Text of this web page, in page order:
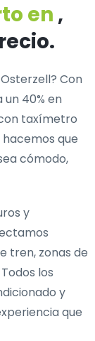
en ,
? Con
40% en
taxímetro
que
cómodo,
y
tren, zonas de
los
y
que